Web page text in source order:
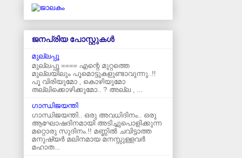
ജനപ്രിയ പോസ്റ്റുകള്‍‌
മുല്ലപ്പൂ
മുല്ലപ്പൂ ==== എന്റെ മുറ്റത്തെ
മുല്ലയിലും പൂമൊട്ടുകളുണ്ടാവുന്നു..!!
പൂ വിരിയുമോ , കൊഴിയുമോ
തല്ലിക്കൊഴിക്കുമോ.. ? അല്ല , ...
ഗാന്ധിജയന്തി
ഗാന്ധിജയന്തി.. ഒരു അവധിദിനം.. ഒരു
ആഘോഷദിനമായി അടിച്ചുപൊളിക്കുന്ന
മറ്റൊരു സുദിനം.!! മണ്ണിൽ ചവിട്ടാത്ത
മനുഷ്യർ മലിനമായ മനസ്സുള്ളവർ
മഹാത...